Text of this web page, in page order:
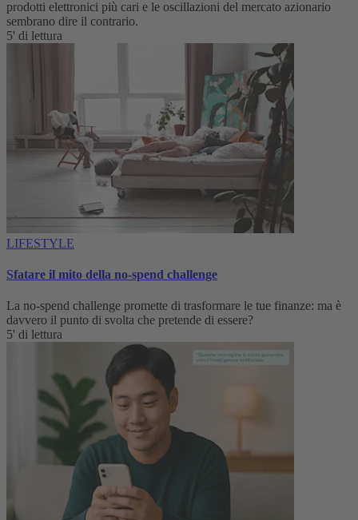
prodotti elettronici più cari e le oscillazioni del mercato azionario
sembrano dire il contrario.
5' di lettura
LIFESTYLE
Sfatare il mito della no-spend challenge
La no-spend challenge promette di trasformare le tue finanze: ma è
davvero il punto di svolta che pretende di essere?
5' di lettura